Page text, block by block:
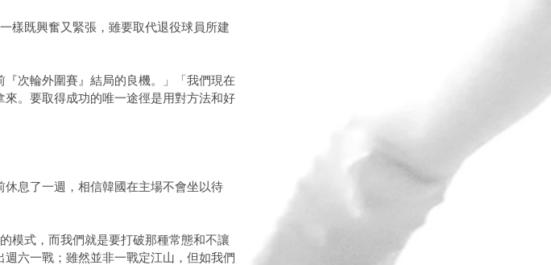
樣既興奮又緊張，雖要取代退役球員所建
『次輪外圍賽』結局的良機。」「我們現在
。要取得成功的唯一途徑是用對方法和好
息了一週，相信韓國在主場不會坐以待
模式，而我們就是要打破那種常態和不讓
六一戰；雖然並非一戰定江山，但如我們